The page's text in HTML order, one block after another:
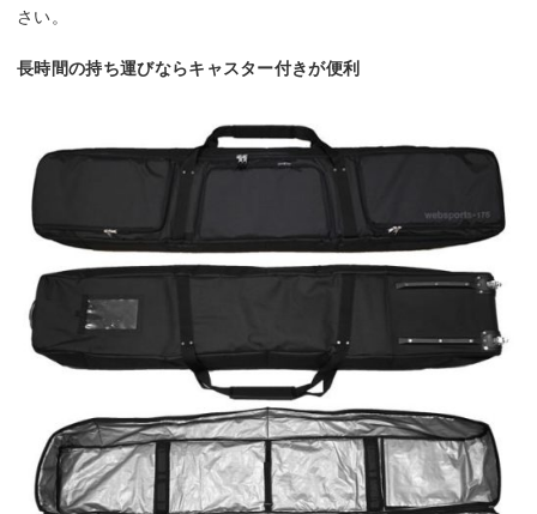
さい。
長時間の持ち運びならキャスター付きが便利